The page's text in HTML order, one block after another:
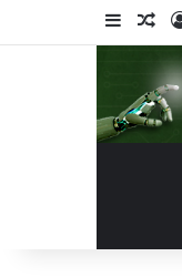
ورودنوشته تصادفی
سایدبار